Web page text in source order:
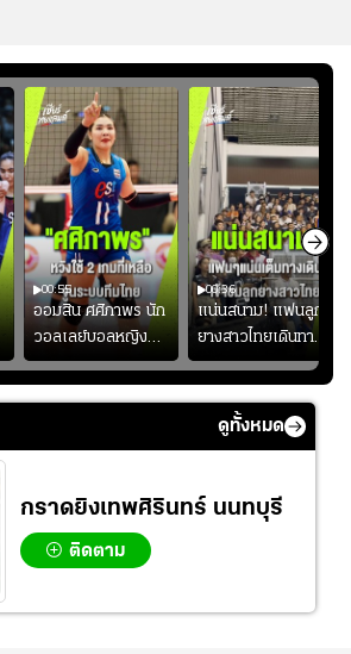
00:55
ออมสิน ศศิภาพร นัก
วอลเลย์บอลหญิงทีม
ชาติไทย หวังใช้ 2
เกมที่เหลือ ปรับจู
00:36
แน่นสนาม! แฟนลูก
ยางสาวไทยเดินทาง
เข้ามาเชียร์สาวไทย
อย่างคึกคัก เพื่อให้
กำลังใจ ก่อนที่สาว
ดูทั้งหมด
กราดยิงเทพศิรินทร์ นนทบุรี
ติดตาม